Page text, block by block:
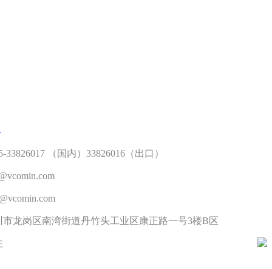
33826017 （国内）33826016（出口）
市龙岗区南湾街道丹竹头工业区康正路一号3楼B区